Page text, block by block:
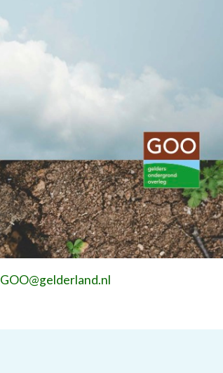
GOO@gelderland.nl